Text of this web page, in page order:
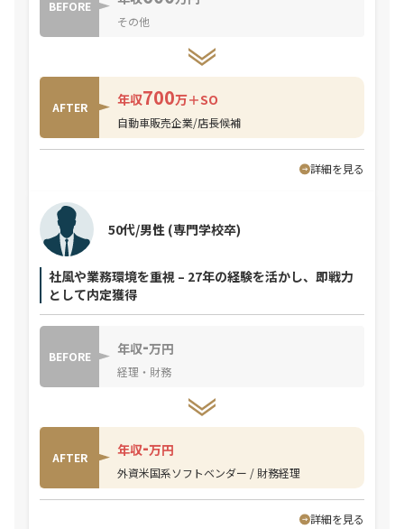
BEFORE
その他
AFTER 年収700万＋SO
自動車販売企業/店長候補
詳細を見る
社風や業務環境を重視 – 27年の経験を活かし、即戦力
として内定獲得
50代/男性 (専門学校卒)
BEFORE 年収-万円
経理・財務
AFTER 年収-万円
外資米国系ソフトベンダー / 財務経理
詳細を見る